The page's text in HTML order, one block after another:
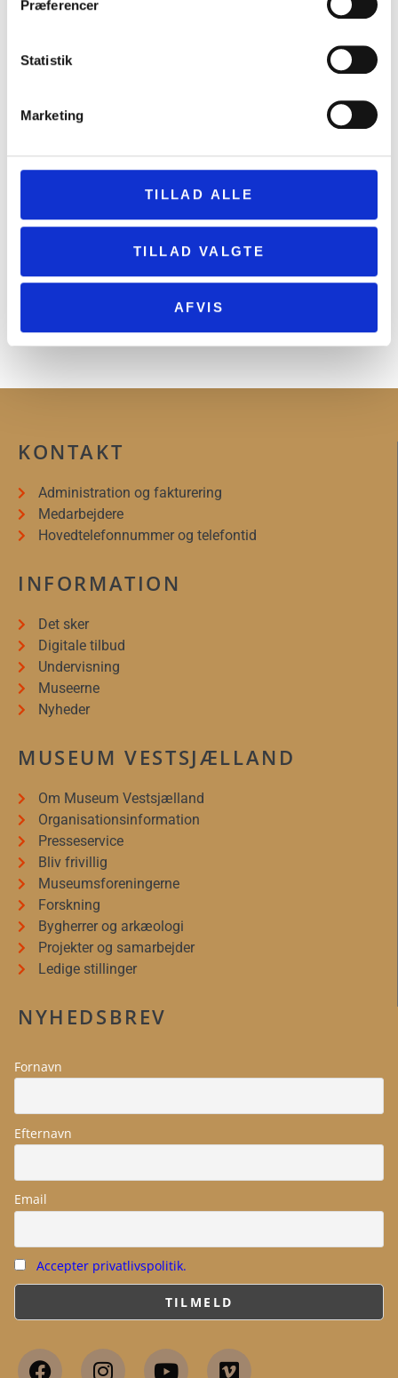
Præferencer
Statistik
Marketing
TILLAD ALLE
TILLAD VALGTE
AFVIS
20-års jubilæum for Joachim Bursers
KONTAKT
Administration og fakturering
Medarbejdere
Hovedtelefonnummer og telefontid
INFORMATION
Det sker
Digitale tilbud
Undervisning
Museerne
Nyheder
MUSEUM VESTSJÆLLAND
Om Museum Vestsjælland
Organisationsinformation
Presseservice
Bliv frivillig
Museumsforeningerne
Forskning
Bygherrer og arkæologi
Projekter og samarbejder
Ledige stillinger
NYHEDSBREV
Fornavn
Efternavn
Email
Accepter privatlivspolitik.